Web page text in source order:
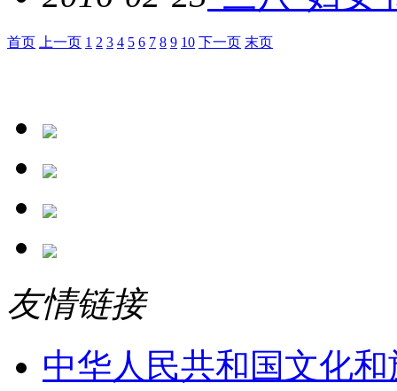
首页 上一页 1 2 3 4 5 6 7 8 9 10 下一页 末页
友情链接
中华人民共和国文化